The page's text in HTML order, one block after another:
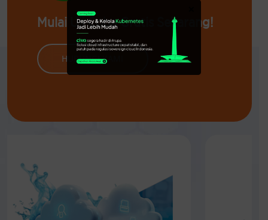
Mulai Uji Coba Gratis Sekarang!
HUBUNGI KAMI